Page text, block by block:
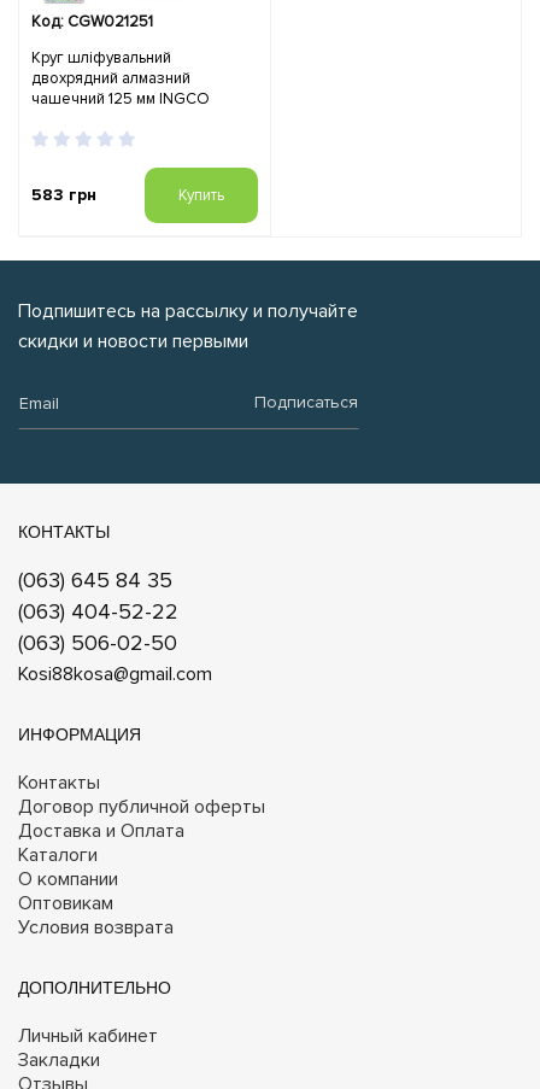
Код: CGW021251
Круг шліфувальний
двохрядний алмазний
чашечний 125 мм INGCO
583 грн Купить
Подпишитесь на рассылку и получайте
скидки и новости первыми
Подписаться
КОНТАКТЫ
(063) 645 84 35
(063) 404-52-22
(063) 506-02-50
Kosi88kosa@gmail.com
ИНФОРМАЦИЯ
Контакты
Договор публичной оферты
Доставка и Оплата
Каталоги
О компании
Оптовикам
Условия возврата
ДОПОЛНИТЕЛЬНО
Личный кабинет
Закладки